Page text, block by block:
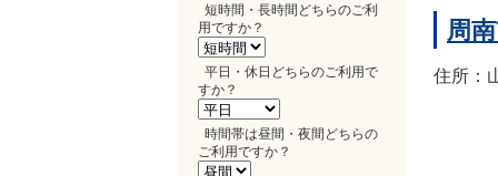
短時間・長時間どちらのご利
用ですか？
平日・休日どちらのご利用で
すか？
時間帯は昼間・夜間どちらの
ご利用ですか？
周
住所：